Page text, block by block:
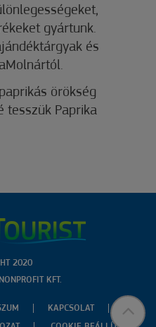
gyártunk.
és
örökség
tesszük Paprika
2020
KFT.
KAPCSOLAT